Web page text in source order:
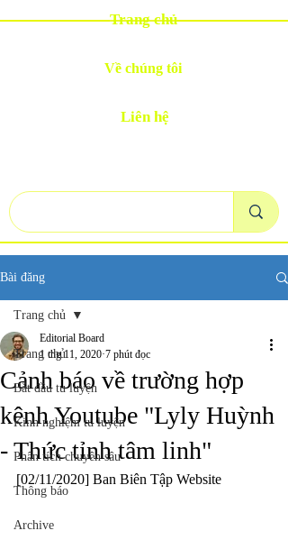
Trang chủ
Về chúng tôi
Liên hệ
Bài đăng
Trang chủ
Bắt đầu tu luyện
Kinh nghiệm tu luyện
Phân tích chuyên sâu
Thông báo
Archive
Trang chủ
Cảnh báo về trường hợp
kênh Youtube "Lyly Huỳnh
- Thức tỉnh tâm linh"
Editorial Board
1 thg 11, 2020 7 phút đọc
[02/11/2020] Ban Biên Tập Website